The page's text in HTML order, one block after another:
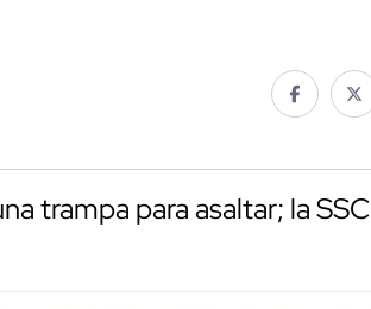
trampa para asaltar; la SSC